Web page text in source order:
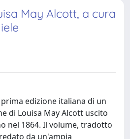
May Alcott, a cura
edizione italiana di un
di Louisa May Alcott uscito
nel 1864. Il volume, tradotto
da un'ampia